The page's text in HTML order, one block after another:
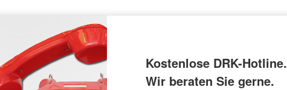
Kostenlose DRK-Hotline.
Wir beraten Sie gerne.